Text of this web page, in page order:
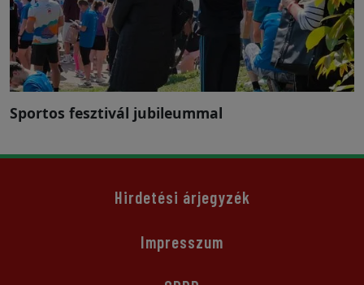
Sportos fesztivál jubileummal
Hirdetési árjegyzék
Impresszum